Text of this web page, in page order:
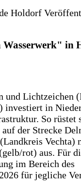
Holdorf
Wasserwerk" in
und Lichtzeichen
investiert in
So rüstet
der Strecke
Vechta)
rot) aus. Für
im Bereich des
für jegliche